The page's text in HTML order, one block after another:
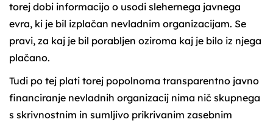
torej dobi informacijo o usodi slehernega javnega
evra, ki je bil izplačan nevladnim organizacijam. Se
pravi, za kaj je bil porabljen oziroma kaj je bilo iz njega
plačano.
Tudi po tej plati torej popolnoma transparentno javno
financiranje nevladnih organizacij nima nič skupnega
s skrivnostnim in sumljivo prikrivanim zasebnim